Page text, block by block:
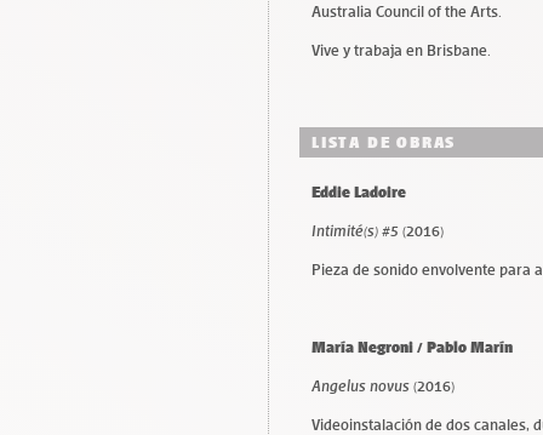
Australia Council of the Arts.
Vive y trabaja en Brisbane.
LISTA DE OBRAS
Eddie Ladoire
Intimité(s) #5 (2016)
Pieza de sonido envolvente para
María Negroni / Pablo Marín
Angelus novus (2016)
Videoinstalación de dos canales,